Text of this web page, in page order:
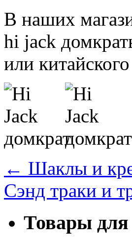
В наших
hi jack
или
← Шаклы и
Сэнд траки и
Товары